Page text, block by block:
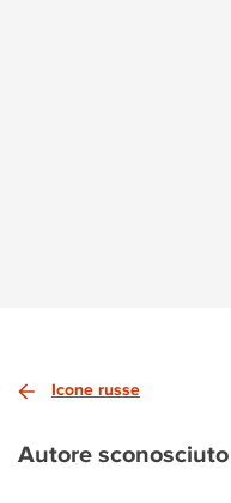
Icone russe
Autore sconosciuto